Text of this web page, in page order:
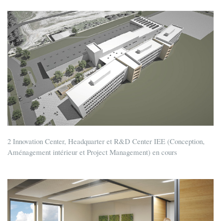
2 Innovation Center, Headquarter et R&D Center IEE (Conception,
Aménagement intérieur et Project Management) en cours